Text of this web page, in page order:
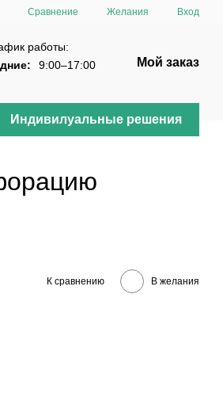
Сравнение Желания Вход
работы:
9:00–17:00 Мой заказ
Индивилуальные решения
К сравнению В желания